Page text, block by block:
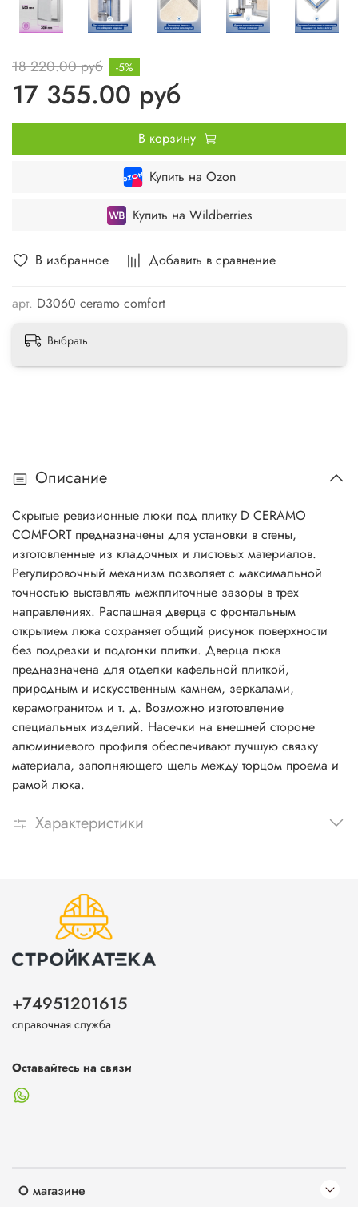
В избранное Добавить в сравнение
арт. D3060 ceramo comfort
18 220.00 руб
17 355.00 руб
-5%
В корзину
Купить на Ozon
Купить на Wildberries
Выбрать
Описание
Скрытые ревизионные люки под плитку D CERAMO
COMFORT предназначены для установки в стены,
изготовленные из кладочных и листовых материалов.
Регулировочный механизм позволяет с максимальной
точностью выставлять межплиточные зазоры в трех
направлениях. Распашная дверца с фронтальным
открытием люка сохраняет общий рисунок поверхности
без подрезки и подгонки плитки. Дверца люка
предназначена для отделки кафельной плиткой,
природным и искусственным камнем, зеркалами,
керамогранитом и т. д. Возможно изготовление
специальных изделий. Насечки на внешней стороне
алюминиевого профиля обеспечивают лучшую связку
материала, заполняющего щель между торцом проема и
рамой люка.
Характеристики
О магазине
+74951201615
справочная служба
Оставайтесь на связи